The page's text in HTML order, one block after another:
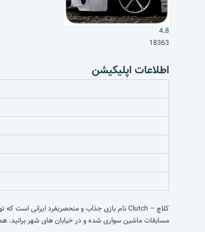
4.8
18363
اطلاعات اپلیکیشن
کلاچ – Clutch نام بازی جذاب و منحصربفرد ایرانی است که توانسته در سبک ماشین سواری و رالی حرف تازه ای برای گفتن داشته باشد. در
مسابقات ماشین سواری شده و در خیابان های شهر برانید.